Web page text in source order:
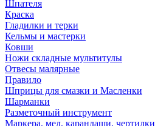
Шпателя
Краска
Гладилки и терки
Кельмы и мастерки
Ковши
Ножи складные мультитулы
Отвесы малярные
Правило
Шприцы для смазки и Масленки
Шарманки
Разметочный инструмент
Маркера, мел, карандаши, чертилки